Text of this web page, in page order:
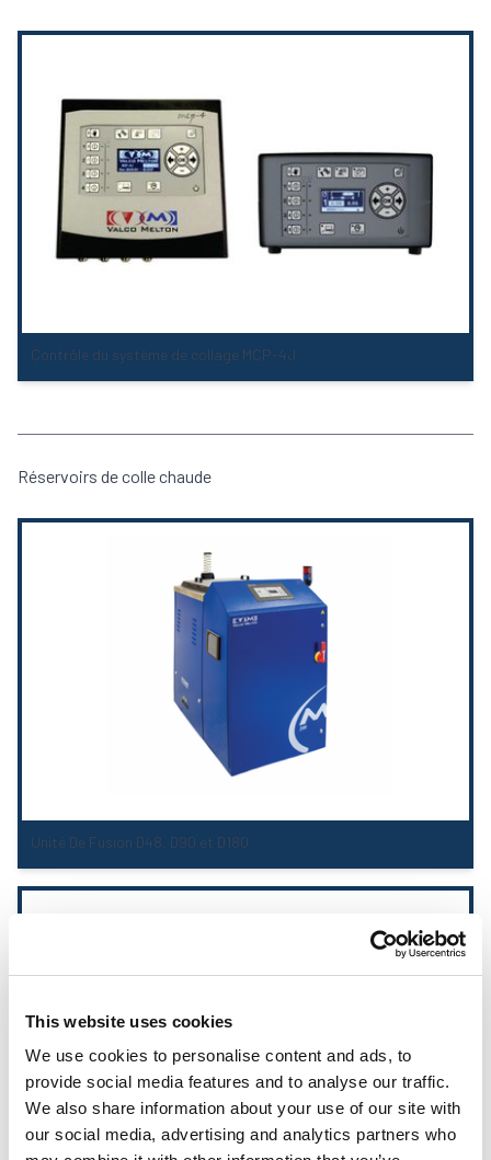
This website uses cookies
We use cookies to personalise content and ads, to
provide social media features and to analyse our traffic.
We also share information about your use of our site with
our social media, advertising and analytics partners who
Contrôle du système de collage MCP-4J
Réservoirs de colle chaude
Unité De Fusion D48, D90 et D180